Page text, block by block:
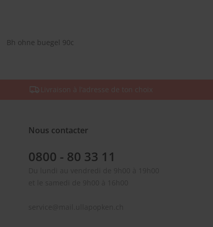
Bh ohne buegel 90c
Livraison à l’adresse de ton choix
Nous contacter
0800 - 80 33 11